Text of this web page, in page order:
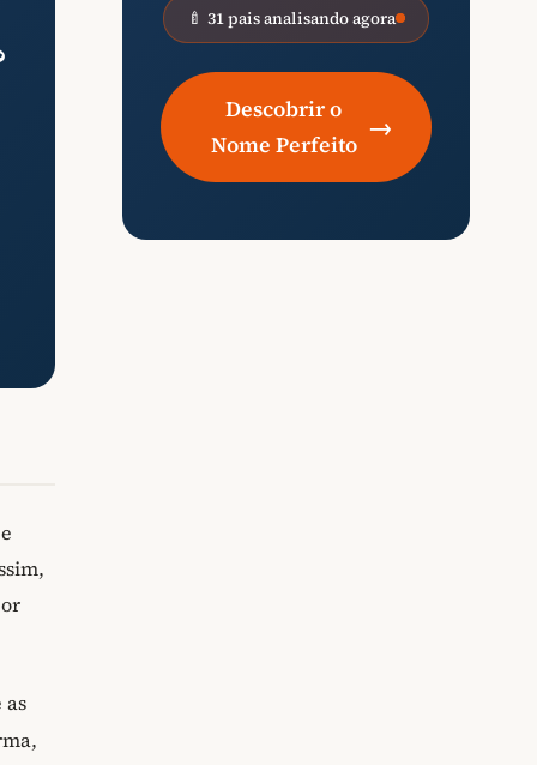
as
🍼 31 pais analisando agora
Descobrir o
Nome Perfeito
→